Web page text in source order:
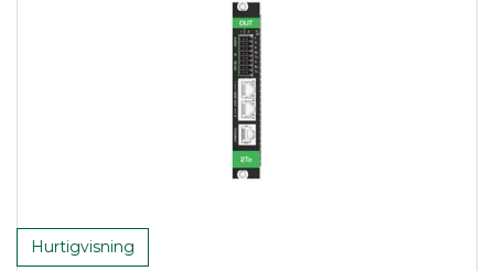
Hurtigvisning